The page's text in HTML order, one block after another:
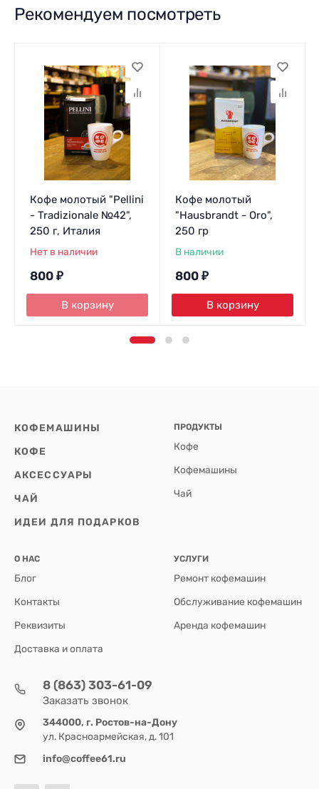
Рекомендуем посмотреть
Кофе молотый "Pellini
- Tradizionale №42",
250 г, Италия
Нет в наличии
800 ₽
В корзину
Кофе молотый
"Hausbrandt - Oro",
250 гр
В наличии
800 ₽
В корзину
КОФЕМАШИНЫ
КОФЕ
АКСЕССУАРЫ
ЧАЙ
ИДЕИ ДЛЯ ПОДАРКОВ
ПРОДУКТЫ
Кофе
Кофемашины
Чай
О НАС
Блог
Контакты
Реквизиты
Доставка и оплата
УСЛУГИ
Ремонт кофемашин
Обслуживание кофемашин
Аренда кофемашин
8 (863) 303-61-09
Заказать звонок
344000, г. Ростов-на-Дону
ул. Красноармейская, д. 101
info@coffee61.ru